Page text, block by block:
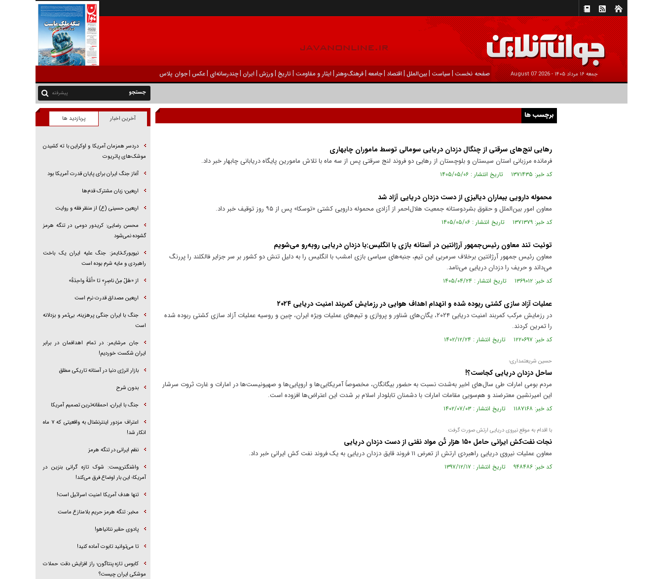
جمعه ۱۶ مرداد ۱۴۰۵ - 2026 August 07 صفحه نخست | سیاست |بين‌الملل | اقتصاد |جامعه |فرهنگ‌و‌هنر | ایثار و مقاومت |تاریخ |ورزش | ايران |چندرسانه‌ای |عکس |جوان پلاس
پیشرفته
برچسب ها
رهایی لنج‌های سرقتی از چنگال دزدان دریایی سومالی توسط ماموران چابهاری
فرمانده مرزبانی استان سیستان و بلوچستان از رهایی دو فروند لنج سرقتی پس از سه ماه با تلاش مامورین پایگاه دریابانی چابهار خبر داد.
کد خبر: ۱۳۷۱۴۳۵ تاریخ انتشار : ۱۴۰۵/۰۵/۰۶
محموله دارویی بیماران دیالیزی از دست دزدان دریایی آزاد شد
معاون امور بین‌الملل و حقوق بشردوستانه جمعیت هلال‌احمر از آزادی محموله دارویی کشتی «توسکا» پس از ۹۵ روز توقیف خبر داد.
کد خبر: ۱۳۷۱۳۷۹ تاریخ انتشار : ۱۴۰۵/۰۵/۰۶
توئیت تند معاون رئیس‌جمهور آرژانتین در آستانه بازی با انگلیس:با دزدان دریایی رو‌به‌رو می‌شویم
معاون رئیس جمهور آرژانتین برخلاف سرمربی این تیم، جنبه‌های سیاسی بازی امشب با انگلیس را به دلیل تنش دو کشور بر سر جزایر فالکلند را پررنگ
می‌داند و حریف را دزدان دریایی می‌نامد.
کد خبر: ۱۳۶۹۰۱۲ تاریخ انتشار : ۱۴۰۵/۰۴/۲۴
عملیات آزاد سازی کشتی ربوده شده و انهدام اهداف هوایی در رزمایش کمربند امنیت دریایی ۲۰۲۴
در رزمایش مرکب کمربند امنیت دریایی ۲۰۲۴، یگان‌های شناور و پروازی و تیم‌های عملیات ویژه ایران، چین و روسیه عملیات آزاد سازی کشتی ربوده شده
را تمرین کردند.
کد خبر: ۱۲۲۰۶۹۷ تاریخ انتشار : ۱۴۰۲/۱۲/۲۴
حسین شریعتمداری؛
ساحل دزدان دریایی کجاست؟!
مردم بومی امارات طی سال‌های اخیر به‌شدت نسبت به حضور بیگانگان، مخصوصاً آمریکایی‌ها و اروپایی‌ها و صهیونیست‌ها در امارات و غارت ثروت سرشار
این امیرنشین معترضند و هم‌سویی مقامات امارات با دشمنان تابلودار اسلام بر شدت این اعتراض‌ها افزوده است.
کد خبر: ۱۱۸۷۱۶۸ تاریخ انتشار : ۱۴۰۲/۰۷/۰۳
با اقدام به موقع نیروی دریایی ارتش صورت گرفت
نجات نفت‌کش ایرانی حامل ۱۵۰ هزار تُن مواد نفتی از دست دزدان دریایی
معاون عملیات نیروی دریایی راهبردی ارتش از تعرض ۱۱ فروند قایق دزدان دریایی به یک فروند نفت کش ایرانی خبر داد.
کد خبر: ۹۴۸۴۸۶ تاریخ انتشار : ۱۳۹۷/۱۲/۱۷
آخرین اخبار پربازدید ها
دردسر همزمان آمریکا و اوکراین با ته کشیدن
موشک‌های پاتریوت
آغاز جنگ ایران برای پایان قدرت آمریکا بود
اربعین؛ زبان مشترک قدم‌ها
اربعین حسینی (ع) از منظر فقه و روایت
محسن رضایی: کریدور دومی در تنگه هرمز
گشوده نمی‌شود
نیویورک‌تایمز: جنگ علیه ایران یک باخت
راهبردی و مایه شرم بوده است
از «هَلْ مِنْ ناصِرٍ» تا «اُمَّةً واحِدَةً»
اربعین مصداق قدرت نرم است
جنگ با ایران جنگی پرهزینه، بی‌ثمر و بزدلانه
است
جان مرشایمر: در تمام اهدافمان در برابر
ایران شکست خوردیم!
بازار انرژی دنیا در آستانه تاریکی مطلق
بدون شرح
جنگ با ایران، احمقانه‌ترین تصمیم آمریکا
اعتراف مزدور اینترنشنال به واقعیتی که ۷ ماه
انکار شد!
نظم ایرانی در تنگه هرمز
واشنگتن‌پست: شوک تازه گرانی بنزین در
آمریکا؛ این بار اوضاع فرق می‌کند!
تنها هدف آمریکا امنیت اسرائیل است!
مخبر: تنگه هرمز حریم بلامنازع ماست
پادوی حقیر نتانیاهو!
تا می‌توانید تابوت آماده کنید!
کابوس تازه پنتاگون؛ راز افزایش دقت حملات
موشکی ایران چیست؟